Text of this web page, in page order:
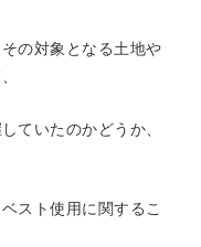
の対象となる土地や
ていたのかどうか、
スト使用に関するこ